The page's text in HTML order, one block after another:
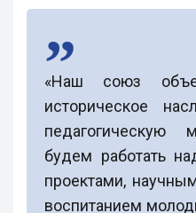
«Наш союз
историческое
будем работать
проектами,
воспитанием